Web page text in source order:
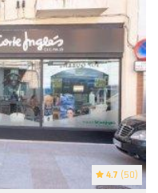
4.7 (50)